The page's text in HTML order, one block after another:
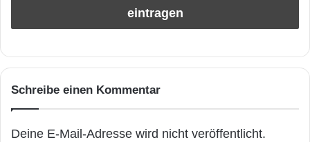
Schreibe einen Kommentar
Deine E-Mail-Adresse wird nicht veröffentlicht.